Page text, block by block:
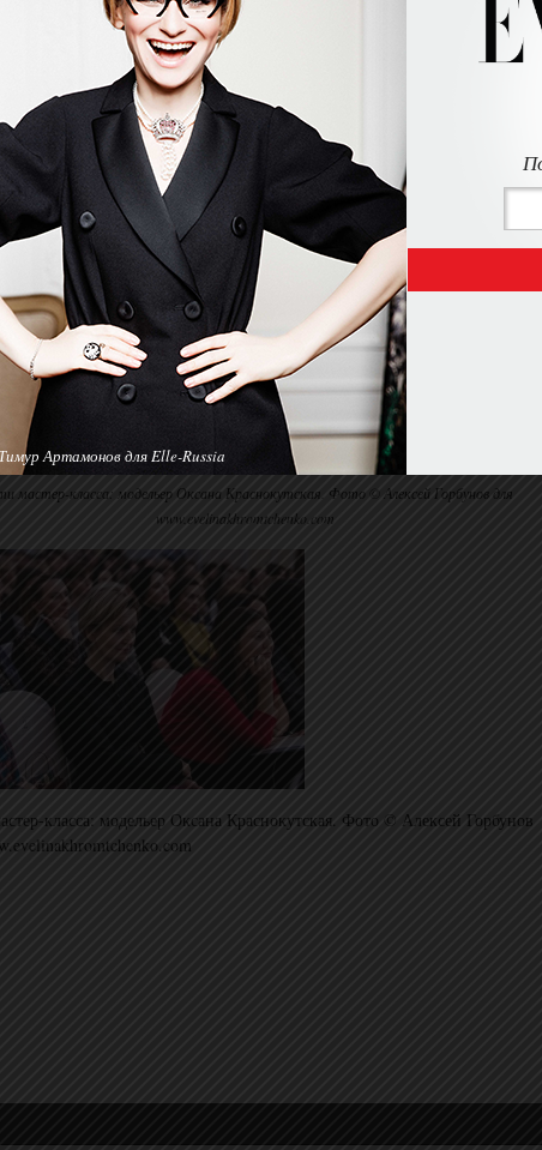
мастер-класса: модельер Оксана Краснокутская. Фото © Алексей Горбунов для
www.evelinakhromtchenko.com
класса: модельер Оксана Краснокутская. Фото © Алексей Горбунов
Артамонов для Elle-Russia